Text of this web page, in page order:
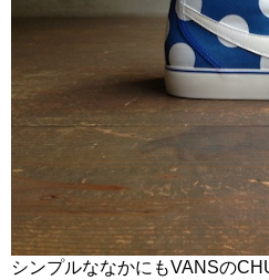
シンプルななかにもVANSの